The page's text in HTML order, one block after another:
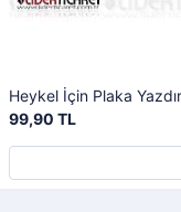
Heykel İçin Plaka
99,90 TL